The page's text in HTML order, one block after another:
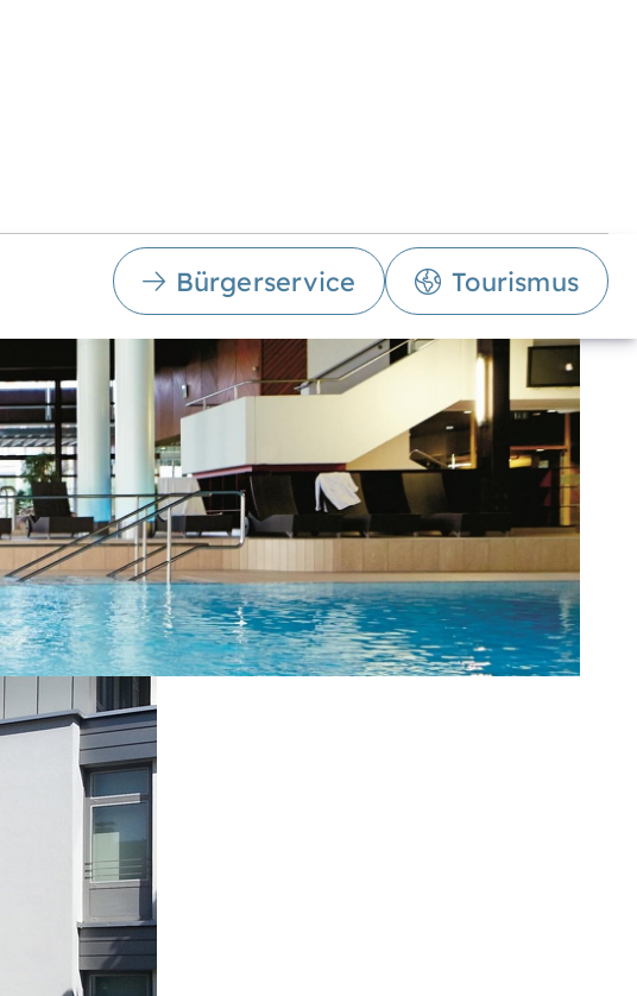
Bürgerservice Tourismus